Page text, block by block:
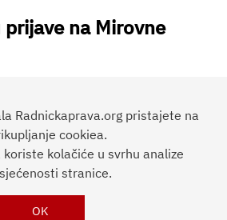
na Mirovne
Radnickaprava.org pristajete na
cookiea.
koriste kolačiće u svrhu analize
stranice.
OK